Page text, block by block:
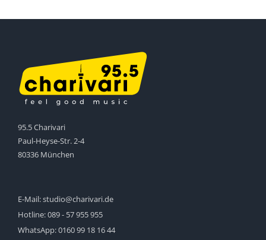
95.5 Charivari
Paul-Heyse-Str. 2-4
80336 München
E-Mail:studio@charivari.de
Hotline:089 - 57 955 955
WhatsApp:0160 99 18 16 44